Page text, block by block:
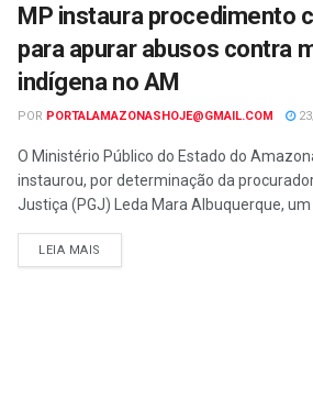
MP instaura procedimento
para apurar abusos contra
indígena no AM
POR PORTALAMAZONASHOJE@GMAIL.COM
O Ministério Público do Estado do
instaurou, por determinação da
Justiça (PGJ) Leda Mara Albuquerque, um
LEIA MAIS